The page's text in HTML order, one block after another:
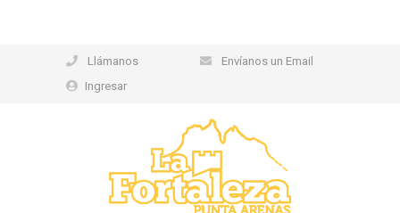
Llámanos
Envíanos un Email
Ingresar